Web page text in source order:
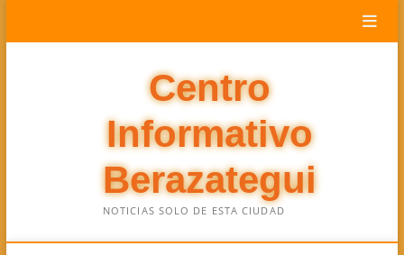
Centro
Informativo
Berazategui
NOTICIAS SOLO DE ESTA CIUDAD